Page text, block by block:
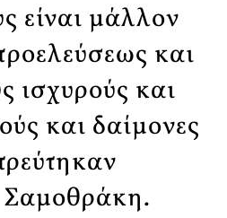
είναι μάλλον
και
ισχυρούς και
και δαίμονες
Σαμοθράκη.